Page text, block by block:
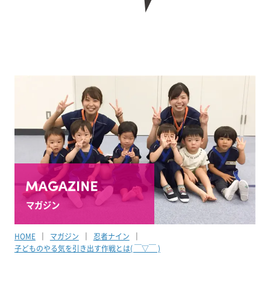
マガジン
HOME マガジン
忍者ナイン
子どものやる気を引き出す作戦とは( ￣▽￣ )